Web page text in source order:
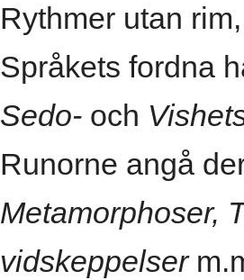
Rythmer utan
Språkets fordna
Sedo- och
Runorne angå
Metamorphoser,
vidskeppelser